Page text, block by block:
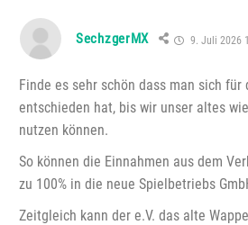
SechzgerMX 9. Juli 2026
Finde es sehr schön dass man sich für
entschieden hat, bis wir unser altes
nutzen können.
So können die Einnahmen aus dem
zu 100% in die neue Spielbetriebs
Zeitgleich kann der e.V. das alte